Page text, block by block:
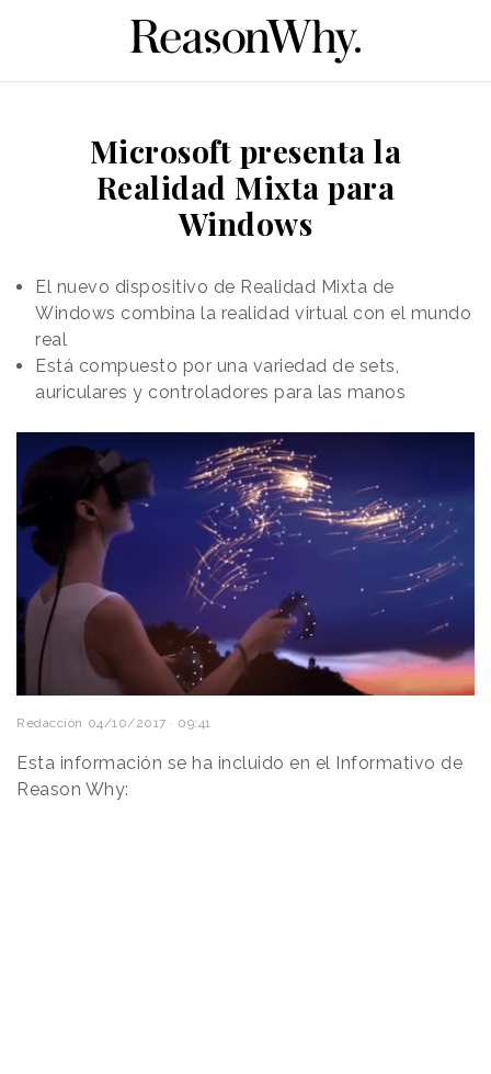
Microsoft presenta la
Realidad Mixta para
Windows
El nuevo dispositivo de Realidad Mixta de
Windows combina la realidad virtual con el mundo
real
Está compuesto por una variedad de sets,
auriculares y controladores para las manos
Redacción 04/10/2017 · 09:41
Esta información se ha incluido en el Informativo de
Reason Why: